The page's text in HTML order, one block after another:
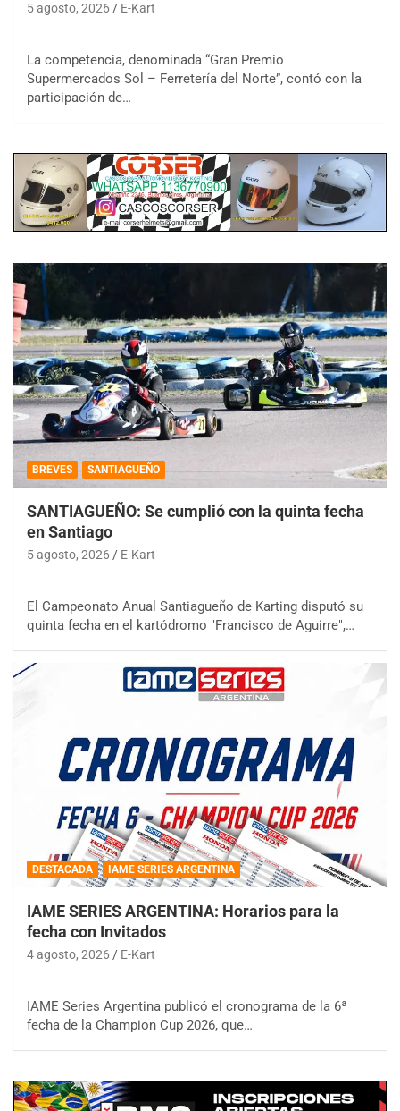
5 agosto, 2026 E-Kart
La competencia, denominada “Gran Premio
Supermercados Sol – Ferretería del Norte”, contó con la
participación de…
BREVES SANTIAGUEÑO
SANTIAGUEÑO: Se cumplió con la quinta fecha
en Santiago
5 agosto, 2026 E-Kart
El Campeonato Anual Santiagueño de Karting disputó su
quinta fecha en el kartódromo "Francisco de Aguirre",…
DESTACADA IAME SERIES ARGENTINA
IAME SERIES ARGENTINA: Horarios para la
fecha con Invitados
4 agosto, 2026 E-Kart
IAME Series Argentina publicó el cronograma de la 6ª
fecha de la Champion Cup 2026, que…